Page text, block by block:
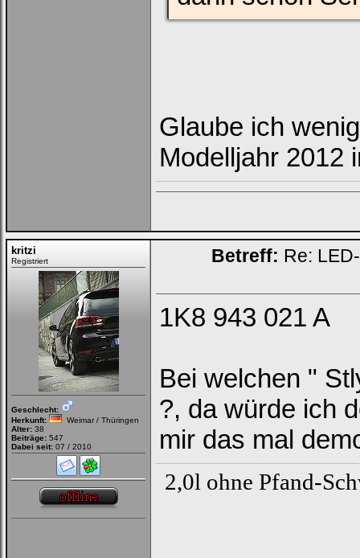
Glaube ich
Modelljahr 2012
kritzi
Registriert
Geschlecht:
Herkunft:
Weimar / Thüringen
Alter: 38
Beiträge: 547
Dabei seit: 07 / 2010
Betreff: Re:
1K8 943 021 A
Bei welchen "
?, da würde ich
mir das mal
2,0l ohne Pfand-